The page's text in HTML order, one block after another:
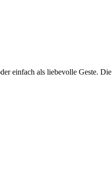
einfach als liebevolle Geste. Die